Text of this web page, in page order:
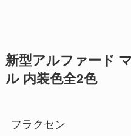
新型アルファード
ル 内装色全2色
フラクセン